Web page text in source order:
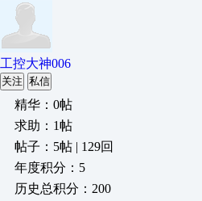
工控大神006
关注 私信
精华：0帖
求助：1帖
帖子：5帖 | 129回
年度积分：5
历史总积分：200